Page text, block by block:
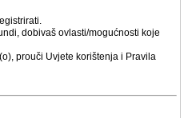
dobivaš ovlasti/mogućnosti koje
prouči Uvjete korištenja i Pravila